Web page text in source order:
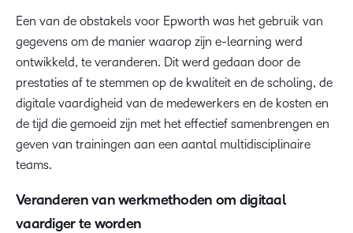
Een van de obstakels voor Epworth was het gebruik van
gegevens om de manier waarop zijn e-learning werd
ontwikkeld, te veranderen. Dit werd gedaan door de
prestaties af te stemmen op de kwaliteit en de scholing, de
digitale vaardigheid van de medewerkers en de kosten en
de tijd die gemoeid zijn met het effectief samenbrengen en
geven van trainingen aan een aantal multidisciplinaire
teams.
Veranderen van werkmethoden om digitaal
vaardiger te worden